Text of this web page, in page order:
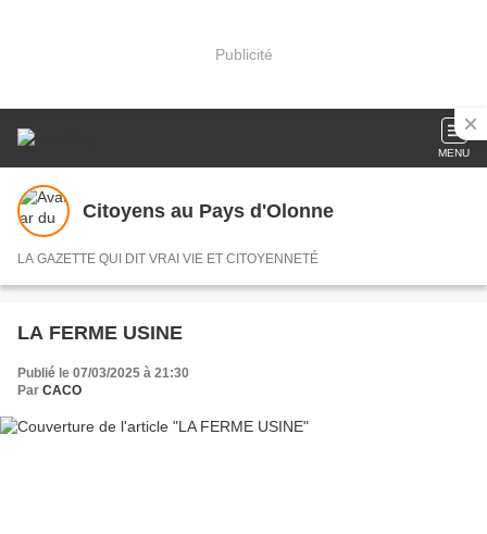
Publicité
MENU
Citoyens au Pays d'Olonne
LA GAZETTE QUI DIT VRAI VIE ET CITOYENNETÉ
LA FERME USINE
Publié le 07/03/2025 à 21:30
Par CACO